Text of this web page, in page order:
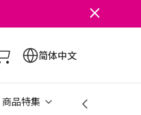
简体中文
商品特集